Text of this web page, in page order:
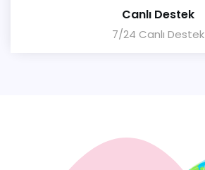
Canlı Destek
7/24 Canlı Destek